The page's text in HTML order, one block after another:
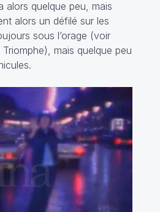
alors quelque peu, mais
alors un défilé sur les
sous l’orage (voir
mais quelque peu